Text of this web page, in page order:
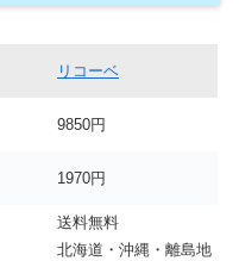
リコーベ
9850円
1970円
送料無料
北海道・沖縄・離島地